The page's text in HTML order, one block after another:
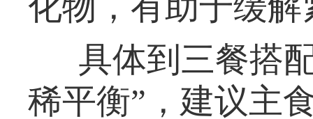
化物，有助于缓
具体到三餐搭
稀平衡”，建议主